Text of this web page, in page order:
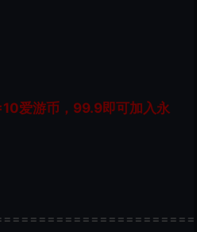
爱游币，99.9即可加入永